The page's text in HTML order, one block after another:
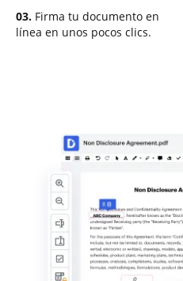
03. Firma tu documento en
línea en unos pocos clics.